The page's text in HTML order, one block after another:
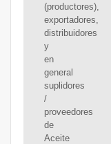
(productores),
exportadores,
distribuidores
y
en
general
suplidores
/
proveedores
de
Aceite